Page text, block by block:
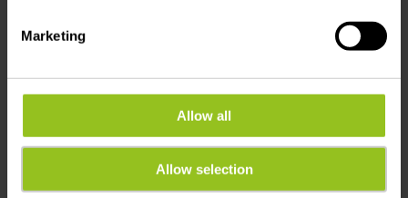
Marketing
Allow all
Allow selection
info@visit-eislek.lu